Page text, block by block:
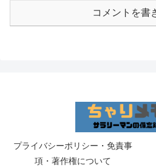
コメントを書
プライバシーポリシー・免責事
項・著作権について